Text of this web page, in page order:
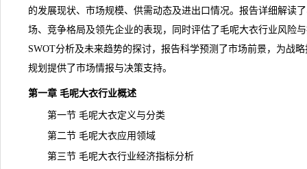
的发展现状、市场规模、供需动态及进出口情况。报告详细解读
场、竞争格局及领先企业的表现，同时评估了毛呢大衣行业风险
SWOT分析及未来趋势的探讨，报告科学预测了市场前景，为战
规划提供了市场情报与决策支持。
第一章 毛呢大衣行业概述
第一节 毛呢大衣定义与分类
第二节 毛呢大衣应用领域
第三节 毛呢大衣行业经济指标分析